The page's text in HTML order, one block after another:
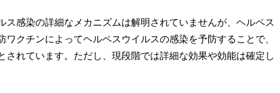
感染の詳細なメカニズムは解明されていませんが、ヘルペス
クチンによってヘルペスウイルスの感染を予防することで、
れています。ただし、現段階では詳細な効果や効能は確定し